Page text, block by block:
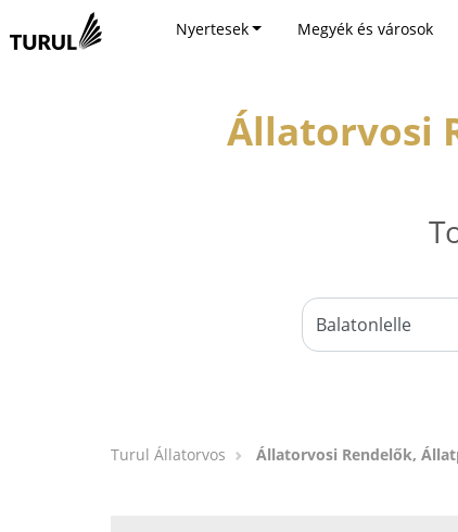
Nyertesek Megyék és városok
Állatorvosi
Turul Állatorvos Állatorvosi Rendelők,